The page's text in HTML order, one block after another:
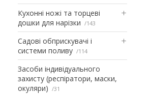
Кухонні ножі та торцеві
дошки для нарізки
143
Садові обприскувачі і
системи поливу
114
Засоби індивідуального
захисту (респіратори, маски,
окуляри)
31